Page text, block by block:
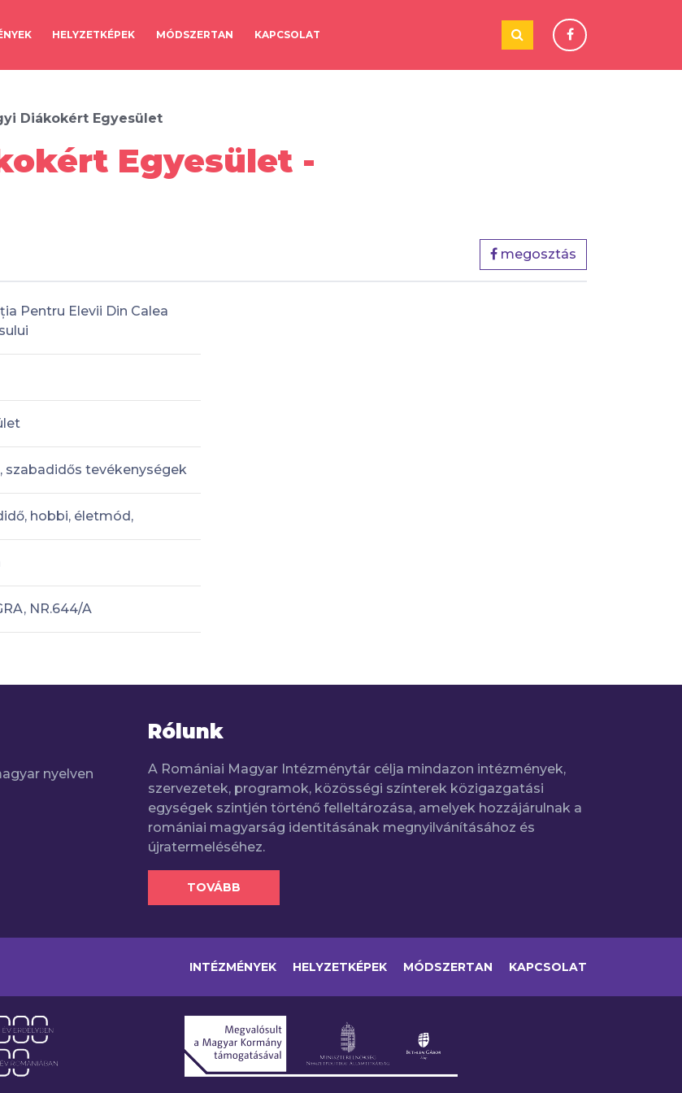
HELYZETKÉPEK MÓDSZERTAN KAPCSOLAT
Diákokért Egyesület
Egyesület -
megosztás
Pentru Elevii Din Calea
szabadidős tevékenységek
hobbi, életmód,
NR.644/A
nyelven
Rólunk
A Romániai Magyar Intézménytár célja mindazon intézmények,
szervezetek, programok, közösségi színterek közigazgatási
egységek szintjén történő felleltározása, amelyek hozzájárulnak a
romániai magyarság identitásának megnyilvánításához és
újratermeléséhez.
TOVÁBB
INTÉZMÉNYEK HELYZETKÉPEK MÓDSZERTAN KAPCSOLAT